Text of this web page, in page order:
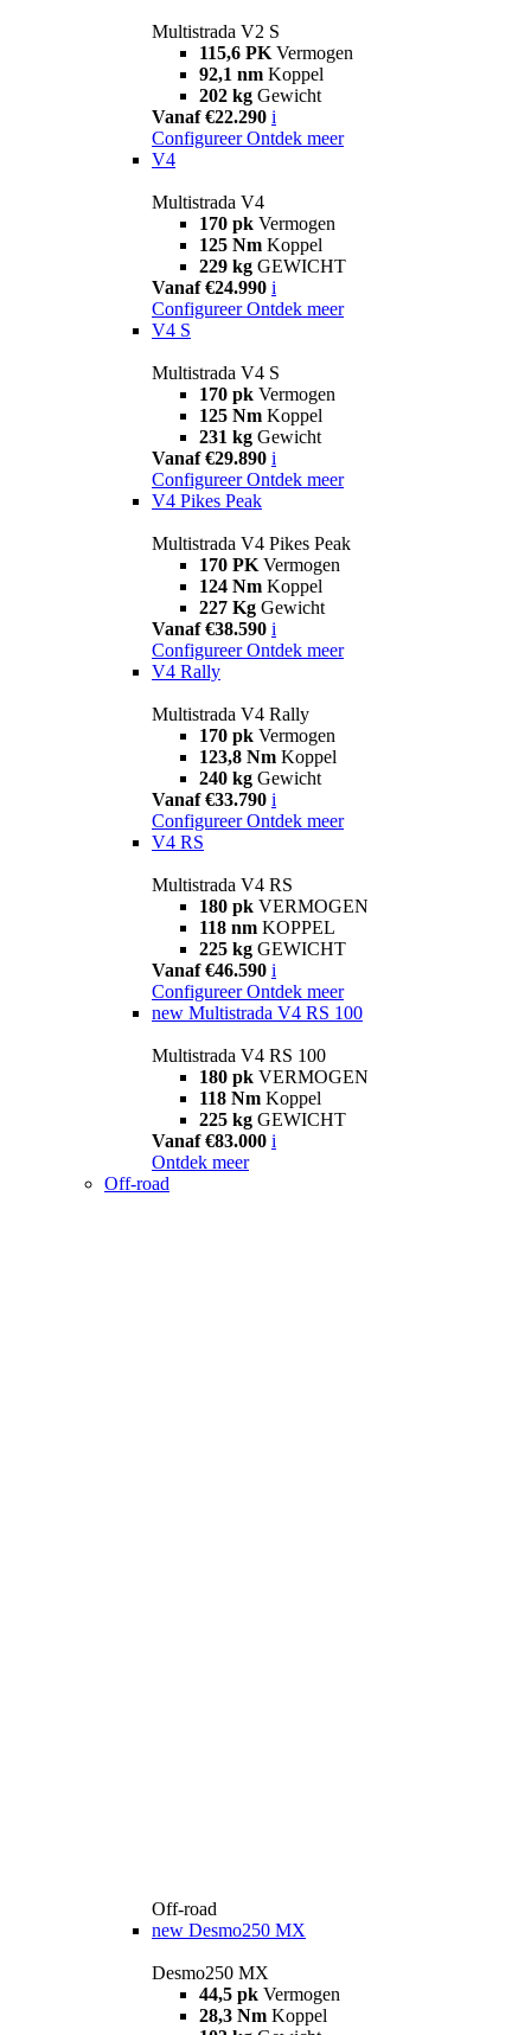
Multistrada V2 S
115,6 PK Vermogen
92,1 nm Koppel
202 kg Gewicht
Vanaf €22.290 i
Configureer Ontdek meer
V4
Multistrada V4
170 pk Vermogen
125 Nm Koppel
229 kg GEWICHT
Vanaf €24.990 i
Configureer Ontdek meer
V4 S
Multistrada V4 S
170 pk Vermogen
125 Nm Koppel
231 kg Gewicht
Vanaf €29.890 i
Configureer Ontdek meer
V4 Pikes Peak
Multistrada V4 Pikes Peak
170 PK Vermogen
124 Nm Koppel
227 Kg Gewicht
Vanaf €38.590 i
Configureer Ontdek meer
V4 Rally
Multistrada V4 Rally
170 pk Vermogen
123,8 Nm Koppel
240 kg Gewicht
Vanaf €33.790 i
Configureer Ontdek meer
V4 RS
Multistrada V4 RS
180 pk VERMOGEN
118 nm KOPPEL
225 kg GEWICHT
Vanaf €46.590 i
Configureer Ontdek meer
new Multistrada V4 RS 100
Multistrada V4 RS 100
180 pk VERMOGEN
118 Nm Koppel
225 kg GEWICHT
Vanaf €83.000 i
Ontdek meer
Off-road
Off-road
new Desmo250 MX
Desmo250 MX
44,5 pk Vermogen
28,3 Nm Koppel